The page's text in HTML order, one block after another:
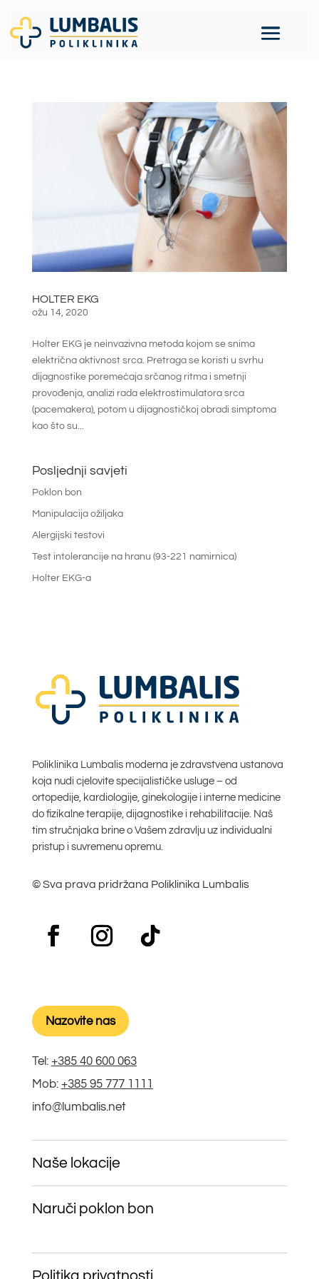
HOLTER EKG
ožu 14, 2020
Holter EKG je neinvazivna metoda kojom se snima
električna aktivnost srca. Pretraga se koristi u svrhu
dijagnostike poremećaja srčanog ritma i smetnji
provođenja, analizi rada elektrostimulatora srca
(pacemakera), potom u dijagnostičkoj obradi simptoma
kao što su...
Posljednji savjeti
Poklon bon
Manipulacija ožiljaka
Alergijski testovi
Test intolerancije na hranu (93-221 namirnica)
Holter EKG-a
Poliklinika Lumbalis moderna je zdravstvena ustanova
koja nudi cjelovite specijalističke usluge – od
ortopedije, kardiologije, ginekologije i interne medicine
do fizikalne terapije, dijagnostike i rehabilitacije. Naš
tim stručnjaka brine o Vašem zdravlju uz individualni
pristup i suvremenu opremu.
© Sva prava pridržana Poliklinika Lumbalis
Nazovite nas
Tel: +385 40 600 063
Mob: +385 95 777 1111
info@lumbalis.net
Naše lokacije
Naruči poklon bon
Politika privatnosti